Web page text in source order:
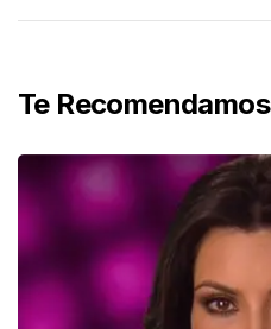
Te Recomendamos